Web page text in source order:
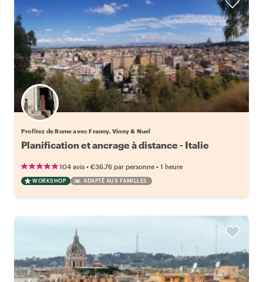
Profitez de Rome avec Franny, Vinny & Nuel
Planification et ancrage à distance - Italie
104 avis • €36.76 par personne • 1 heure
WORKSHOP ADAPTÉ AUX FAMILLES